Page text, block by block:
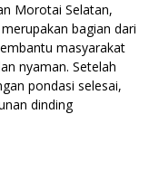
Morotai Selatan,
bagian dari
masyarakat
nyaman. Setelah
pondasi selesai,
dinding